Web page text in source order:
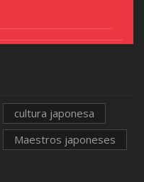
cultura japonesa
Maestros japoneses